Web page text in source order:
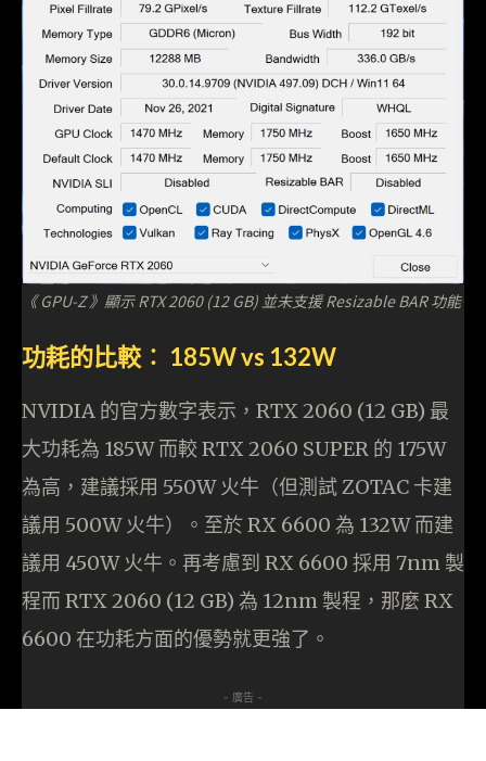
《 GPU-Z 》顯示 RTX 2060 (12 GB) 並未支援 Resizable BAR 功能
功耗的比較︰ 185W vs 132W
NVIDIA 的官方數字表示，RTX 2060 (12 GB) 最
大功耗為 185W 而較 RTX 2060 SUPER 的 175W
為高，建議採用 550W 火牛（但測試 ZOTAC 卡建
議用 500W 火牛）。至於 RX 6600 為 132W 而建
議用 450W 火牛。再考慮到 RX 6600 採用 7nm 製
程而 RTX 2060 (12 GB) 為 12nm 製程，那麼 RX
6600 在功耗方面的優勢就更強了。
- 廣告 -